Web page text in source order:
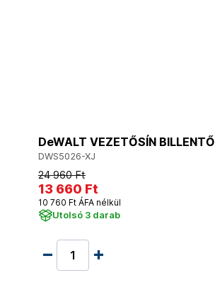
DeWALT VEZETŐSÍN
DWS5026-XJ
24 960 Ft
13 660 Ft
10 760 Ft ÁFA nélkül
Utolsó 3 darab